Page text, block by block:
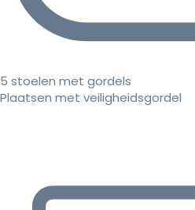
5 stoelen met gordels
Plaatsen met veiligheidsgordel